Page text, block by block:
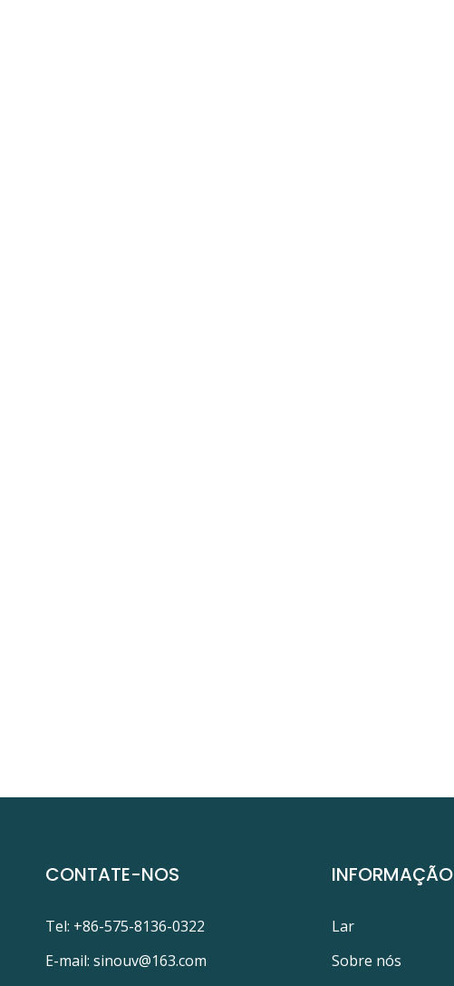
CONTATE-NOS
Tel: +86-575-8136-0322
E-mail: sinouv@163.com
INFORMAÇÃO
Lar
Sobre nós